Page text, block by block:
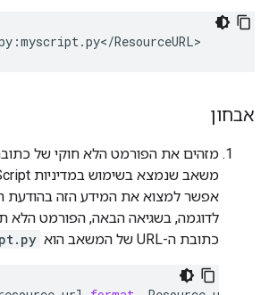
:myscript.py</ResourceURL>
אבחון
אפשר למצוא את המידע הזה בהודעת
לדוגמה, בשגיאה הבאה, הפורמט הלא
כתובת ה-URL של המשאב הוא